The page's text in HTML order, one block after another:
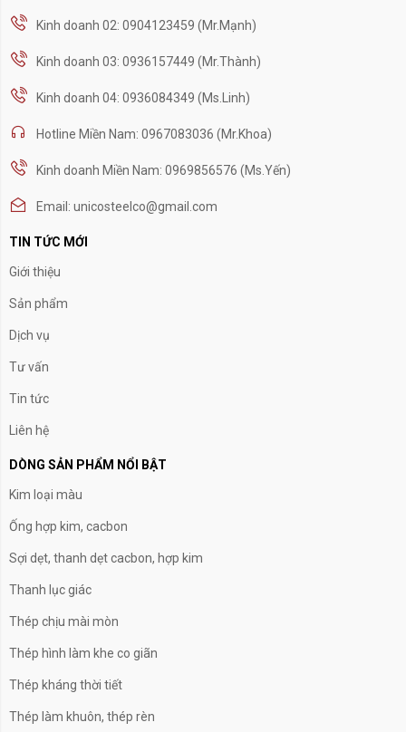
Kinh doanh 02: 0904123459 (Mr.Mạnh)
Kinh doanh 03: 0936157449 (Mr.Thành)
Kinh doanh 04: 0936084349 (Ms.Linh)
Hotline Miền Nam: 0967083036 (Mr.Khoa)
Kinh doanh Miền Nam: 0969856576 (Ms.Yến)
Email: unicosteelco@gmail.com
TIN TỨC MỚI
Giới thiệu
Sản phẩm
Dịch vụ
Tư vấn
Tin tức
Liên hệ
DÒNG SẢN PHẨM NỔI BẬT
Kim loại màu
Ống hợp kim, cacbon
Sợi dẹt, thanh dẹt cacbon, hợp kim
Thanh lục giác
Thép chịu mài mòn
Thép hình làm khe co giãn
Thép kháng thời tiết
Thép làm khuôn, thép rèn